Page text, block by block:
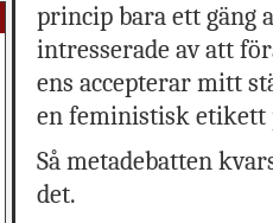
princip bara ett gäng
intresserade av att
ens accepterar mitt
en feministisk etikett
Så metadebatten
det.